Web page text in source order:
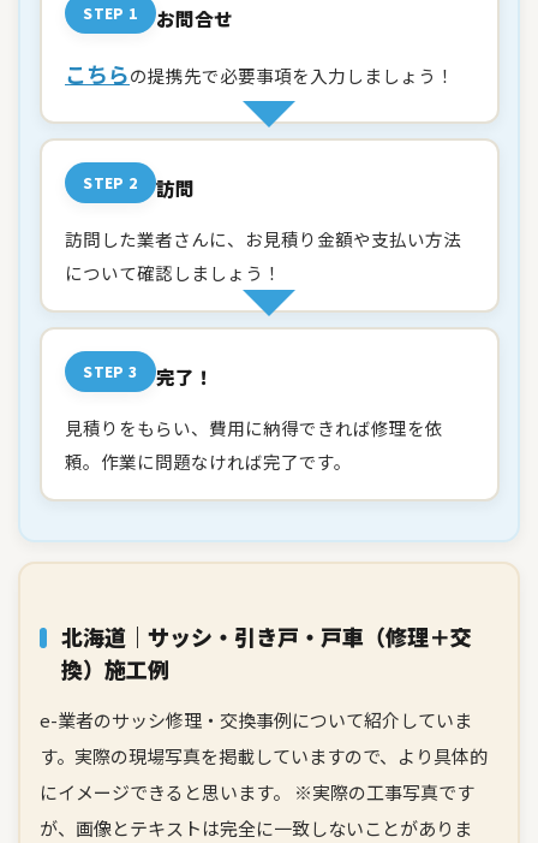
STEP 1 お問合せ
こちらの提携先で必要事項を入力しましょう！
STEP 2 訪問
訪問した業者さんに、お見積り金額や支払い方法
について確認しましょう！
STEP 3 完了！
見積りをもらい、費用に納得できれば修理を依
頼。作業に問題なければ完了です。
北海道｜サッシ・引き戸・戸車（修理＋交
換）施工例
e-業者のサッシ修理・交換事例について紹介していま
す。実際の現場写真を掲載していますので、より具体的
にイメージできると思います。 ※実際の工事写真です
が、画像とテキストは完全に一致しないことがありま